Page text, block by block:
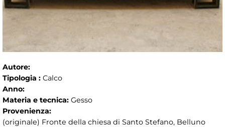
Autore:
Tipologia : Calco
Anno:
Materia e tecnica: Gesso
Provenienza:
(originale) Fronte della chiesa di Santo Stefano, Belluno